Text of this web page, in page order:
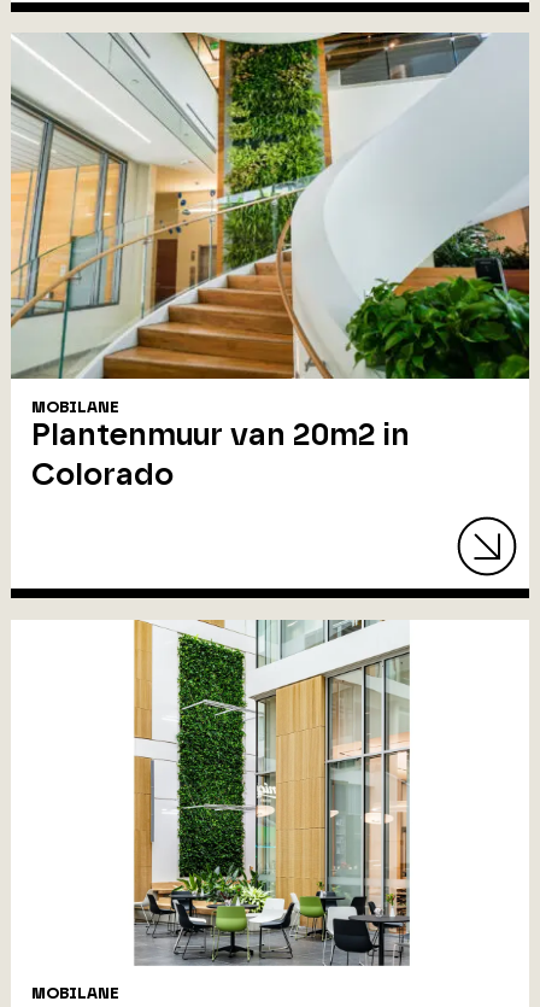
MOBILANE
Plantenmuur van 20m2 in
Colorado
MOBILANE